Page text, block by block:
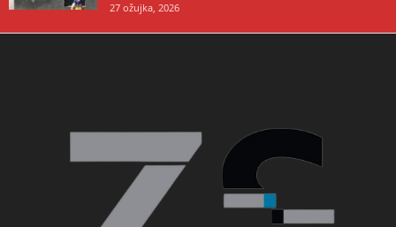
27 ožujka, 2026